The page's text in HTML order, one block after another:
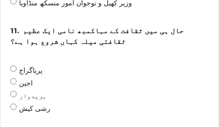
وزیر کھیل و نوجوان امور منسکھ منڈاویا
11. حال ہی میں ثقافت کے مہاکمبھ نامی ایک عظیم
ثقافتی میلہ کہاں شروع ہوا ہے؟
پریاگراج
اجین
ہریدوار
رشی کیش